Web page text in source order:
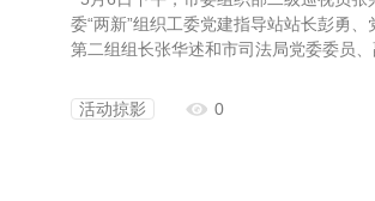
委“两新”组织工委党建指导站站长彭勇、
第二组组长张华述和市司法局党委委员
记熊兵华等一行到仁竞律师事务所调研指
作。
活动掠影 0